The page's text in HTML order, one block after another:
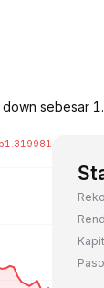
sebesar
1.319981